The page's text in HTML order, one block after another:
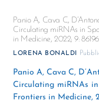
Panio A, Cava C,
Circulating miRNAs in
in Medicine, 2022; 9:
LORENA BONALDI
Panio A, Cava C,
Circulating miRNAs
Frontiers in Medicine,